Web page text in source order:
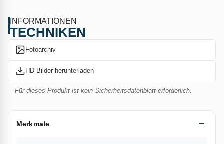
Eine leichte Wartung des Lötstücks mit dem
SalmiaksteinArt.-Nr. 9641
TECHNISCHE DATEN
INFORMATIONEN
TECHNIKEN
Fotoarchiv
HD-Bilder herunterladen
Für dieses Produkt ist kein Sicherheitsdatenblatt erforderlich.
Merkmale